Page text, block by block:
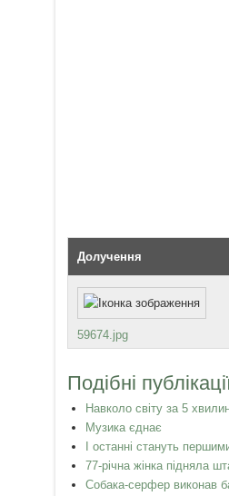
Долучення
59674.jpg
Подібні
Навколо світу за 5
Музика єднає
І останні стануть
77-річна жінка підняла
Собака-серфер виконав